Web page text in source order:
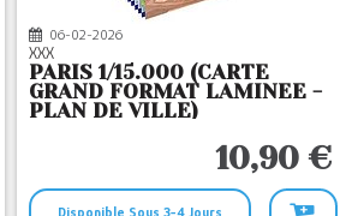
06-02-2026
XXX
PARIS 1/15.000 (CARTE
GRAND FORMAT LAMINEE -
PLAN DE VILLE)
10,90 €
Disponible Sous 3-4 Jours